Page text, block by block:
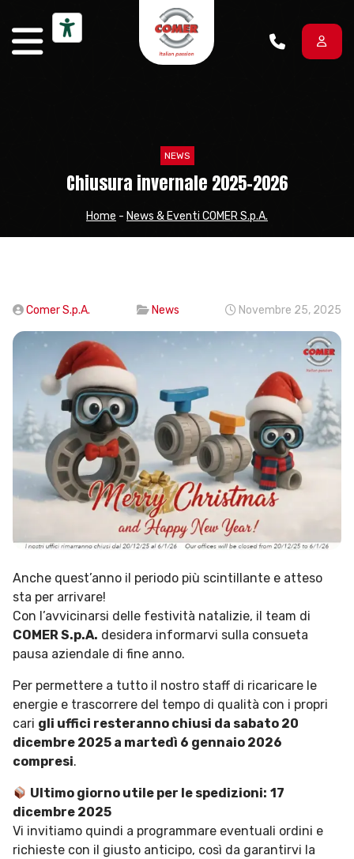
NEWS
Chiusura invernale 2025-2026
Home - News & Eventi COMER S.p.A.
Comer S.p.A. News Novembre 25, 2025
Anche quest’anno il periodo più scintillante e atteso
sta per arrivare!
Con l’avvicinarsi delle festività natalizie, il team di
COMER S.p.A. desidera informarvi sulla consueta
pausa aziendale di fine anno.
Per permettere a tutto il nostro staff di ricaricare le
energie e trascorrere del tempo di qualità con i propri
cari gli uffici resteranno chiusi da sabato 20
dicembre 2025 a martedì 6 gennaio 2026
compresi.
Ultimo giorno utile per le spedizioni: 17
dicembre 2025
Vi invitiamo quindi a programmare eventuali ordini e
richieste con il giusto anticipo, così da garantirvi la